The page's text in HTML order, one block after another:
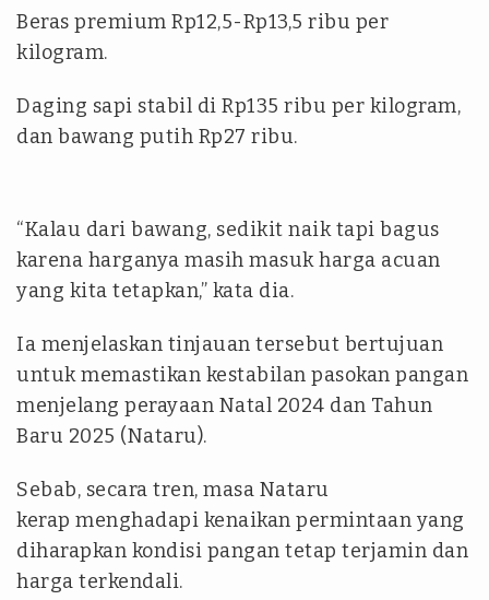
Beras premium Rp12,5-Rp13,5 ribu per
kilogram.
Daging sapi stabil di Rp135 ribu per kilogram,
dan bawang putih Rp27 ribu.
“Kalau dari bawang, sedikit naik tapi bagus
karena harganya masih masuk harga acuan
yang kita tetapkan,” kata dia.
Ia menjelaskan tinjauan tersebut bertujuan
untuk memastikan kestabilan pasokan pangan
menjelang perayaan Natal 2024 dan Tahun
Baru 2025 (Nataru).
Sebab, secara tren, masa Nataru
kerap menghadapi kenaikan permintaan yang
diharapkan kondisi pangan tetap terjamin dan
harga terkendali.